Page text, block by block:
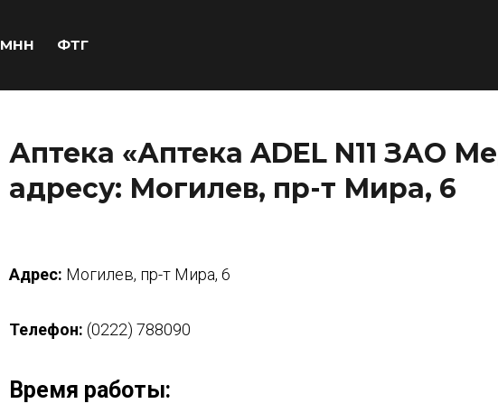
МНН ФТГ
Аптека «Аптека ADEL N11 ЗАО
адресу: Могилев, пр-т Мира, 6
Адрес: Могилев, пр-т Мира, 6
Телефон: (0222) 788090
Время работы: